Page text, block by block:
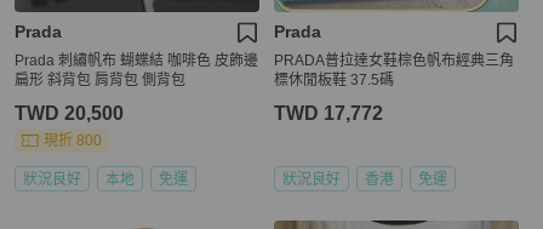
Prada
Prada 刺繡帆布 蝴蝶結 咖啡色 皮飾邊
扁形 斜背包 肩背包 側背包
TWD 20,500
現折 800
狀況良好 本地 免運
Prada
PRADA普拉達女鞋棕色帆布經典三角
標休閒板鞋 37.5碼
TWD 17,772
狀況良好 香港 免運